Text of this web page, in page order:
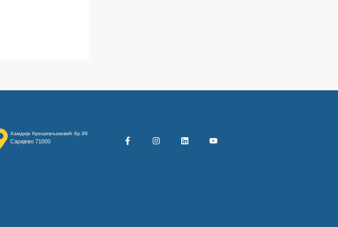
Хамдије Крешевљаковић бр.96
Сарајево 71000